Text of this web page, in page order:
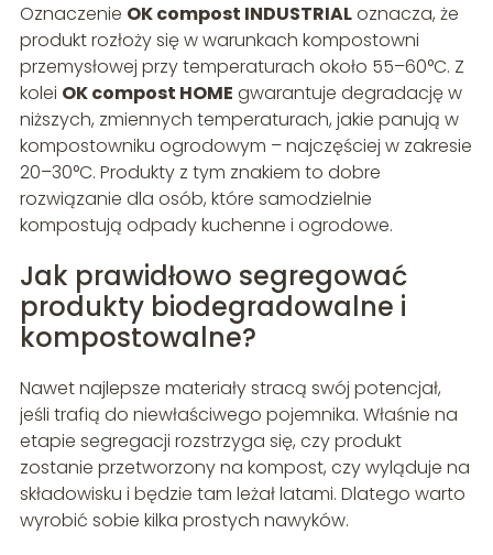
Oznaczenie OK compost INDUSTRIALoznacza, że
produkt rozłoży się w warunkach kompostowni
przemysłowej przy temperaturach około 55–60°C. Z
kolei OK compost HOME gwarantuje degradację w
niższych, zmiennych temperaturach, jakie panują w
kompostowniku ogrodowym – najczęściej w zakresie
20–30°C. Produkty z tym znakiem to dobre
rozwiązanie dla osób, które samodzielnie
kompostują odpady kuchenne i ogrodowe.
Jak prawidłowo segregować
produkty biodegradowalne i
kompostowalne?
Nawet najlepsze materiały stracą swój potencjał,
jeśli trafią do niewłaściwego pojemnika. Właśnie na
etapie segregacji rozstrzyga się, czy produkt
zostanie przetworzony na kompost, czy wyląduje na
składowisku i będzie tam leżał latami. Dlatego warto
wyrobić sobie kilka prostych nawyków.